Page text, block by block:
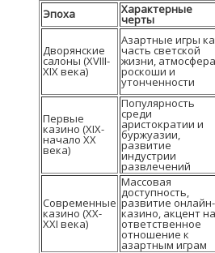
Эпоха Характерные
черты
Дворянские
салоны (XVIII-
XIX века)
Азартные игры
часть светской
жизни, атмосфера
роскоши и
утонченности
Первые
казино (XIX-
начало XX
века)
Популярность
среди
аристократии и
буржуазии,
развитие
индустрии
развлечений
Современные
казино (XX-
XXI века)
Массовая
доступность,
развитие онлайн-
казино, акцент на
ответственное
отношение к
азартным играм